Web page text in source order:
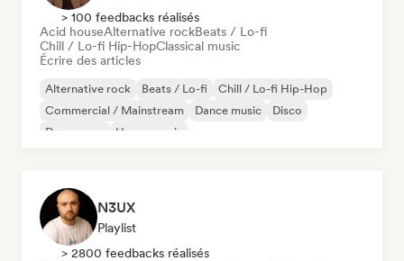
> 100 feedbacks réalisés
Acid houseAlternative rockBeats / Lo-fi
Chill / Lo-fi Hip-HopClassical music
Écrire des articles
Alternative rock Beats / Lo-fi
Chill / Lo-fi Hip-Hop
Commercial / Mainstream
Dance music
Disco
Dream pop
House music
N3UX
Playlist
> 2800 feedbacks réalisés